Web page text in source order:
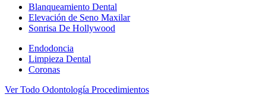
Blanqueamiento Dental
Elevación de Seno Maxilar
Sonrisa De Hollywood
Endodoncia
Limpieza Dental
Coronas
Ver Todo Odontología Procedimientos